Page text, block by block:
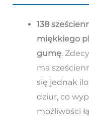
138
miękkiego
gumę.
ma
się jednak
dziur, co
możliwości